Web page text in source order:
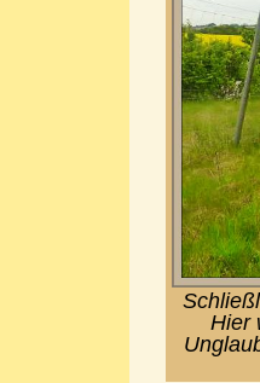
Hier